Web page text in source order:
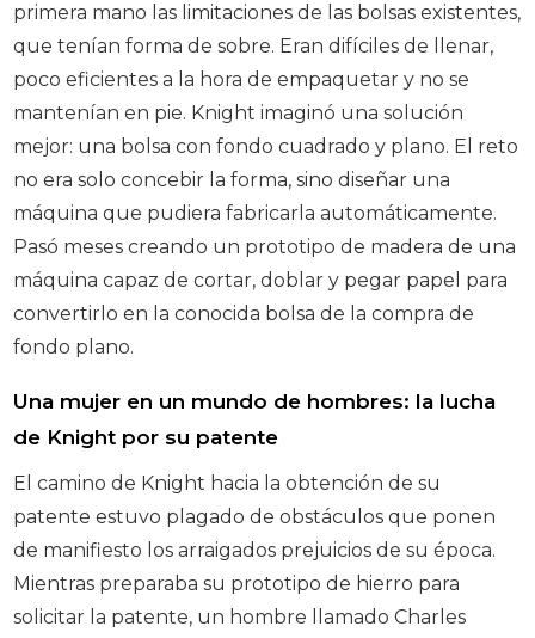
primera mano las limitaciones de las bolsas existentes,
que tenían forma de sobre. Eran difíciles de llenar,
poco eficientes a la hora de empaquetar y no se
mantenían en pie. Knight imaginó una solución
mejor: una bolsa con fondo cuadrado y plano. El reto
no era solo concebir la forma, sino diseñar una
máquina que pudiera fabricarla automáticamente.
Pasó meses creando un prototipo de madera de una
máquina capaz de cortar, doblar y pegar papel para
convertirlo en la conocida bolsa de la compra de
fondo plano.
Una mujer en un mundo de hombres: la lucha
de Knight por su patente
El camino de Knight hacia la obtención de su
patente estuvo plagado de obstáculos que ponen
de manifiesto los arraigados prejuicios de su época.
Mientras preparaba su prototipo de hierro para
solicitar la patente, un hombre llamado Charles